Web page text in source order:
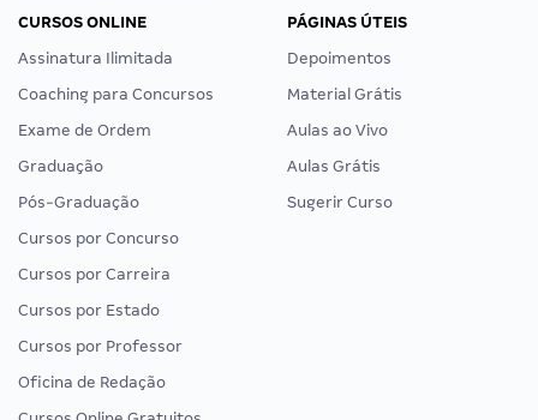
CURSOS ONLINE
Assinatura Ilimitada
Coaching para Concursos
Exame de Ordem
Graduação
Pós-Graduação
Cursos por Concurso
Cursos por Carreira
Cursos por Estado
Cursos por Professor
Oficina de Redação
PÁGINAS ÚTEIS
Depoimentos
Material Grátis
Aulas ao Vivo
Aulas Grátis
Sugerir Curso